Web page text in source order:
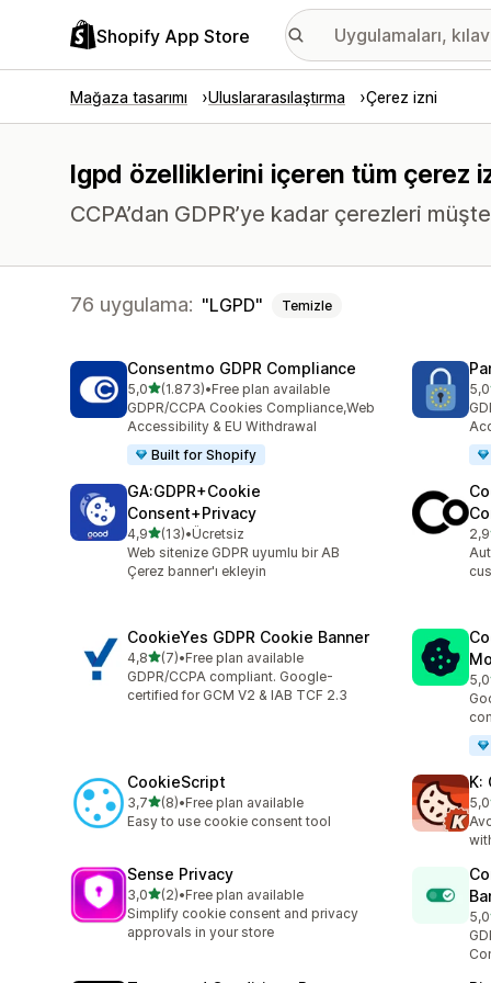
Shopify App Store
Mağaza tasarımı Uluslararasılaştırma Çerez izni
lgpd özelliklerini içeren tüm çerez
CCPA’dan GDPR’ye kadar çerezleri
76 uygulama: LGPD Temizle
Consentmo GDPR Compliance
5,05 yıldız üzerinden
(1.873)
toplam 1873 değerlendirme
•Free plan available
GDPR/CCPA Cookies Compliance,Web
Accessibility & EU Withdrawal
Built for Shopify
5,0
GA:GDPR+Cookie
Consent+Privacy
4,95 yıldız üzerinden
(13)
toplam 13 değerlendirme
•Ücretsiz
Web sitenize GDPR uyumlu bir AB
Çerez banner'ı ekleyin
2,9
CookieYes GDPR Cookie Banner
4,85 yıldız üzerinden
(7)
toplam 7 değerlendirme
•Free plan available
GDPR/CCPA compliant. Google-
certified for GCM V2 & IAB TCF 2.3
5,0
CookieScript
3,75 yıldız üzerinden
(8)
toplam 8 değerlendirme
•Free plan available
Easy to use cookie consent tool
K:
5,0
Sense Privacy
3,05 yıldız üzerinden
(2)
toplam 2 değerlendirme
•Free plan available
Simplify cookie consent and privacy
approvals in your store
5,0